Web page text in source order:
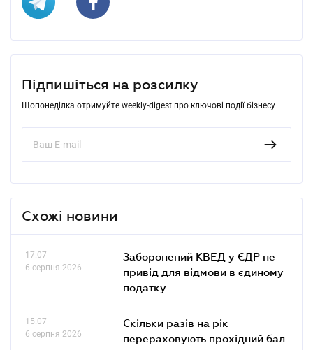
Підпишіться на розсилку
Щопонеділка отримуйте weekly-digest про ключові події бізнесу
Схожі новини
17.07
6 серпня 2026
Заборонений КВЕД у ЄДР не
привід для відмови в єдиному
податку
15.07
6 серпня 2026
Скільки разів на рік
перераховують прохідний бал